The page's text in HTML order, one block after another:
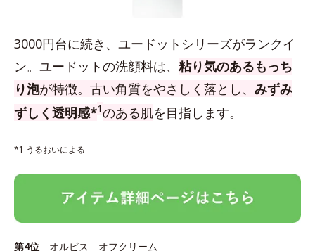
3000円台に続き、ユードットシリーズがランクイ
ン。ユードットの洗顔料は、 粘り気のあるもっち
り泡が特徴。古い角質をやさしく落とし、 みずみ
ずしく透明感*1のある肌を目指します。
*1 うるおいによる
第4位 オルビス オフクリーム